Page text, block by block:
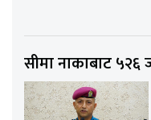
सीमा नाकाबाट ५२६